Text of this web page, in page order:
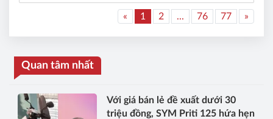
« 1 2 ... 76 77 »
Quan tâm nhất
Với giá bán lẻ đề xuất dưới 30
triệu đồng, SYM Priti 125 hứa hẹn